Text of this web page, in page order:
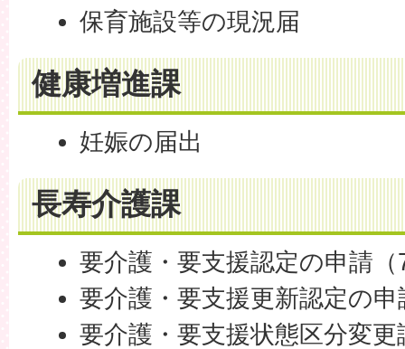
保育施設等の現況届
健康増進課
妊娠の届出
長寿介護課
要介護・要支援認定の申請（
要介護・要支援更新認定の
要介護・要支援状態区分変